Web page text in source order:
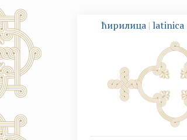
ћирилица | latinica